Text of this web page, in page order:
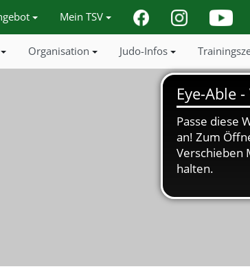
Mein TSV
Organisation Judo-Infos